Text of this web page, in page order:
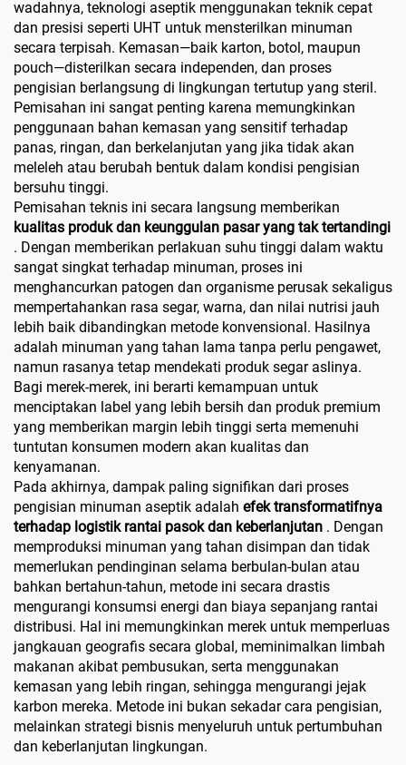
wadahnya, teknologi aseptik menggunakan teknik cepat
dan presisi seperti UHT untuk mensterilkan minuman
secara terpisah. Kemasan—baik karton, botol, maupun
pouch—disterilkan secara independen, dan proses
pengisian berlangsung di lingkungan tertutup yang steril.
Pemisahan ini sangat penting karena memungkinkan
penggunaan bahan kemasan yang sensitif terhadap
panas, ringan, dan berkelanjutan yang jika tidak akan
meleleh atau berubah bentuk dalam kondisi pengisian
bersuhu tinggi.
Pemisahan teknis ini secara langsung memberikan
kualitas produk dan keunggulan pasar yang tak tertandingi
. Dengan memberikan perlakuan suhu tinggi dalam waktu
sangat singkat terhadap minuman, proses ini
menghancurkan patogen dan organisme perusak sekaligus
mempertahankan rasa segar, warna, dan nilai nutrisi jauh
lebih baik dibandingkan metode konvensional. Hasilnya
adalah minuman yang tahan lama tanpa perlu pengawet,
namun rasanya tetap mendekati produk segar aslinya.
Bagi merek-merek, ini berarti kemampuan untuk
menciptakan label yang lebih bersih dan produk premium
yang memberikan margin lebih tinggi serta memenuhi
tuntutan konsumen modern akan kualitas dan
kenyamanan.
Pada akhirnya, dampak paling signifikan dari proses
pengisian minuman aseptik adalah efek transformatifnya
terhadap logistik rantai pasok dan keberlanjutan . Dengan
memproduksi minuman yang tahan disimpan dan tidak
memerlukan pendinginan selama berbulan-bulan atau
bahkan bertahun-tahun, metode ini secara drastis
mengurangi konsumsi energi dan biaya sepanjang rantai
distribusi. Hal ini memungkinkan merek untuk memperluas
jangkauan geografis secara global, meminimalkan limbah
makanan akibat pembusukan, serta menggunakan
kemasan yang lebih ringan, sehingga mengurangi jejak
karbon mereka. Metode ini bukan sekadar cara pengisian,
melainkan strategi bisnis menyeluruh untuk pertumbuhan
dan keberlanjutan lingkungan.